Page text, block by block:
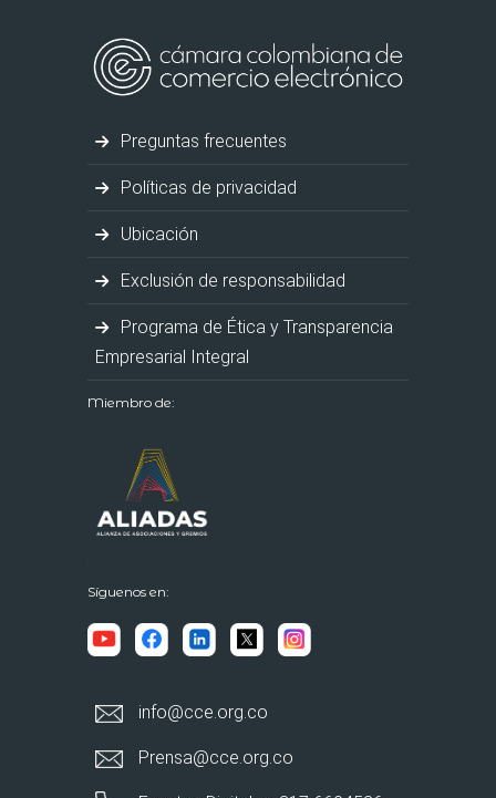
Preguntas frecuentes
Políticas de privacidad
Ubicación
Exclusión de responsabilidad
Programa de Ética y Transparencia
Empresarial Integral
Miembro de:
Síguenos en:
info@cce.org.co
Prensa@cce.org.co